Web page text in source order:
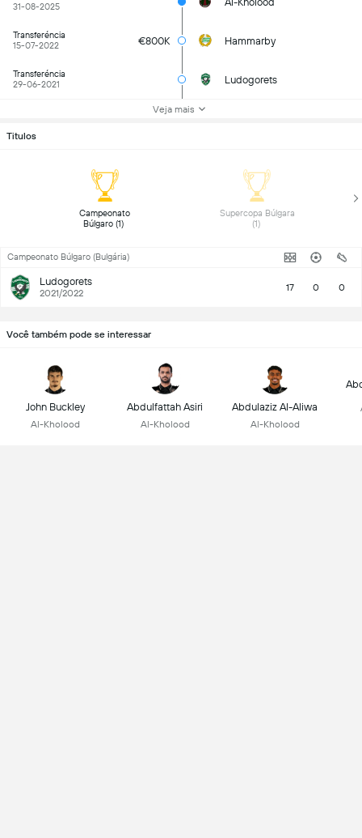
31-08-2025
Transferéncia
15-07-2022
€800K Hammarby
Transferéncia
29-06-2021
Ludogorets
Veja mais
Titulos
Campeonato
Supercopa Búlgara
(1)
Campeonato Búlgaro (Bulgária)
Ludogorets
2021/2022 17 0 0
Você também pode se interessar
John Buckley
Al-Kholood
Abdulfattah Asiri
Al-Kholood
Abdulaziz Al-Aliwa
Al-Kholood